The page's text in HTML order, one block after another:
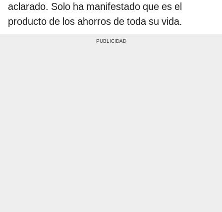
aclarado. Solo ha manifestado que es el
producto de los ahorros de toda su vida.